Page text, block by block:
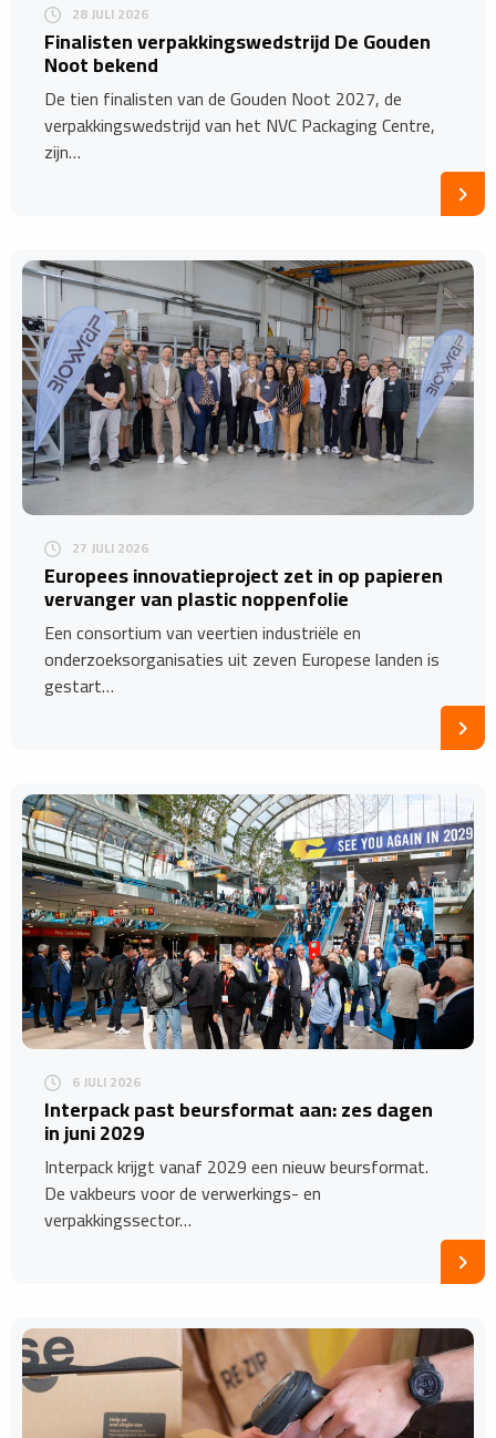
28 JULI 2026
Finalisten verpakkingswedstrijd De Gouden
Noot bekend
De tien finalisten van de Gouden Noot 2027, de
verpakkingswedstrijd van het NVC Packaging Centre,
zijn…
27 JULI 2026
Europees innovatieproject zet in op papieren
vervanger van plastic noppenfolie
Een consortium van veertien industriële en
onderzoeksorganisaties uit zeven Europese landen is
gestart…
6 JULI 2026
Interpack past beursformat aan: zes dagen
in juni 2029
Interpack krijgt vanaf 2029 een nieuw beursformat.
De vakbeurs voor de verwerkings- en
verpakkingssector…